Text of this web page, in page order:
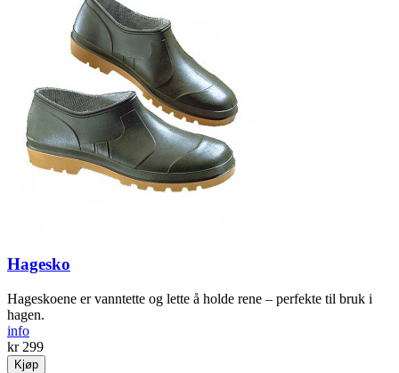
Hagesko
Hageskoene er vanntette og lette å holde rene – perfekte til bruk i
hagen.
info
kr 299
Kjøp